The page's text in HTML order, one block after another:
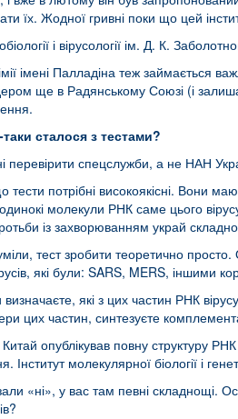
їх. Жодної гривні поки що цей
і вірусології ім. Д. К.
імені Палладіна теж
ще в Радянському Союзі (і
сталося з тестами?
спецслужби, а не НАН
тести потрібні високоякісні. Вони
молекули РНК саме цього
із захворюванням украй
тест зробити теоретично
які були: SARS, MERS, іншими
визначаєте, які з цих частин РНК
цих частин, синтезуєте
опублікував повну структуру
Інститут молекулярної біології і
«ні», у вас там певні складнощі.